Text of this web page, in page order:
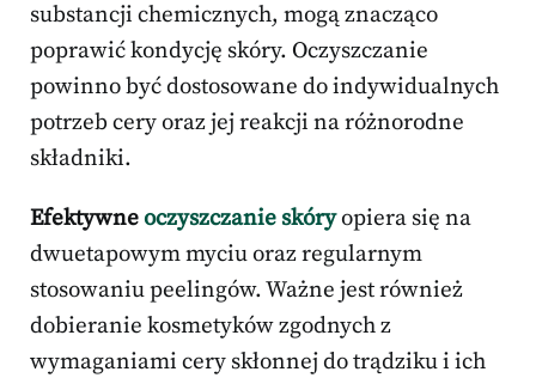
substancji chemicznych, mogą znacząco
poprawić kondycję skóry. Oczyszczanie
powinno być dostosowane do indywidualnych
potrzeb cery oraz jej reakcji na różnorodne
składniki.
Efektywneoczyszczanie skóryopiera się na
dwuetapowym myciu oraz regularnym
stosowaniu peelingów. Ważne jest również
dobieranie kosmetyków zgodnych z
wymaganiami cery skłonnej do trądziku i ich